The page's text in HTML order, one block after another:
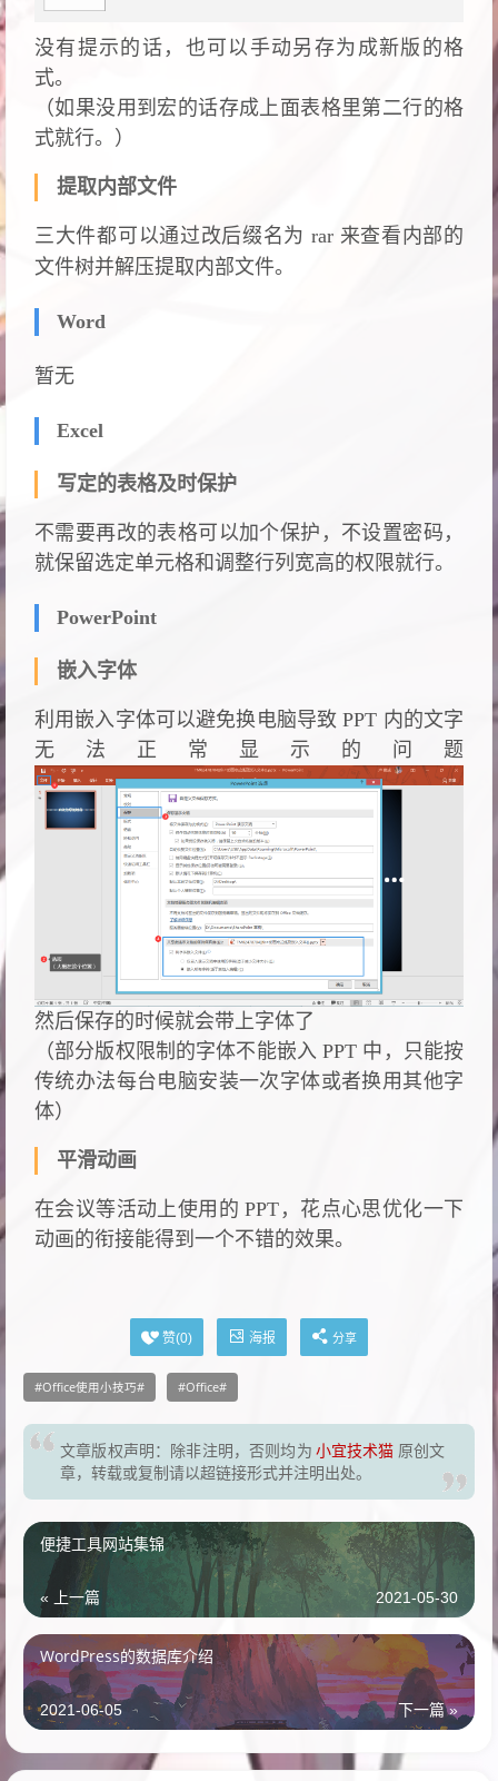
没有提示的话，也可以手动另存为成新版的格
式。
（如果没用到宏的话存成上面表格里第二行的格
式就行。）
提取内部文件
三大件都可以通过改后缀名为 rar来查看内部的
文件树并解压提取内部文件。
Word
暂无
Excel
写定的表格及时保护
不需要再改的表格可以加个保护，不设置密码，
就保留选定单元格和调整行列宽高的权限就行。
PowerPoint
嵌入字体
利用嵌入字体可以避免换电脑导致 PPT 内的文字
无法正常显示的问题
然后保存的时候就会带上字体了
（部分版权限制的字体不能嵌入 PPT 中，只能按
传统办法每台电脑安装一次字体或者换用其他字
体）
平滑动画
在会议等活动上使用的 PPT，花点心思优化一下
动画的衔接能得到一个不错的效果。
赞(0) 海报 分享
Office使用小技巧 Office
文章版权声明：除非注明，否则均为 小宜技术猫 原创文
章，转载或复制请以超链接形式并注明出处。
便捷工具网站集锦
« 上一篇 2021-05-30
WordPress的数据库介绍
下一篇 »
2021-06-05